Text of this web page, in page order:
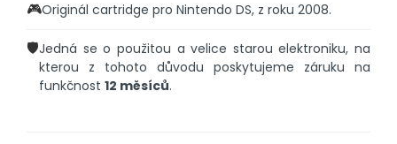
🎮Originál cartridge pro Nintendo DS, z roku 2008.
🛡️Jedná se o použitou a velice starou elektroniku, na
kterou z tohoto důvodu poskytujeme záruku na
funkčnost 12 měsíců.